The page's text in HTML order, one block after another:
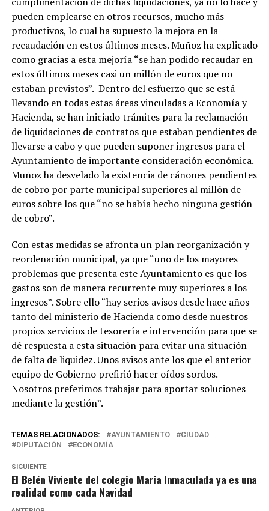
pueden emplearse en otros recursos, mucho más
productivos, lo cual ha supuesto la mejora en la
recaudación en estos últimos meses. Muñoz ha explicado
como gracias a esta mejoría “se han podido recaudar en
estos últimos meses casi un millón de euros que no
estaban previstos”. Dentro del esfuerzo que se está
llevando en todas estas áreas vinculadas a Economía y
Hacienda, se han iniciado trámites para la reclamación
de liquidaciones de contratos que estaban pendientes de
llevarse a cabo y que pueden suponer ingresos para el
Ayuntamiento de importante consideración económica.
Muñoz ha desvelado la existencia de cánones pendientes
de cobro por parte municipal superiores al millón de
euros sobre los que “no se había hecho ninguna gestión
de cobro”.
Con estas medidas se afronta un plan reorganización y
reordenación municipal, ya que “uno de los mayores
problemas que presenta este Ayuntamiento es que los
gastos son de manera recurrente muy superiores a los
ingresos”. Sobre ello “hay serios avisos desde hace años
tanto del ministerio de Hacienda como desde nuestros
propios servicios de tesorería e intervención para que se
dé respuesta a esta situación para evitar una situación
de falta de liquidez. Unos avisos ante los que el anterior
equipo de Gobierno prefirió hacer oídos sordos.
Nosotros preferimos trabajar para aportar soluciones
mediante la gestión”.
TEMAS RELACIONADOS: AYUNTAMIENTO
CIUDAD
DIPUTACIÓN
ECONOMÍA
SIGUIENTE
El Belén Viviente del colegio María Inmaculada ya es una
realidad como cada Navidad